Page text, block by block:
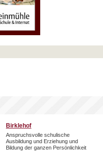
Birklehof
Anspruchsvolle schulische
Ausbildung und Erziehung und
Bildung der ganzen Persönlichkeit